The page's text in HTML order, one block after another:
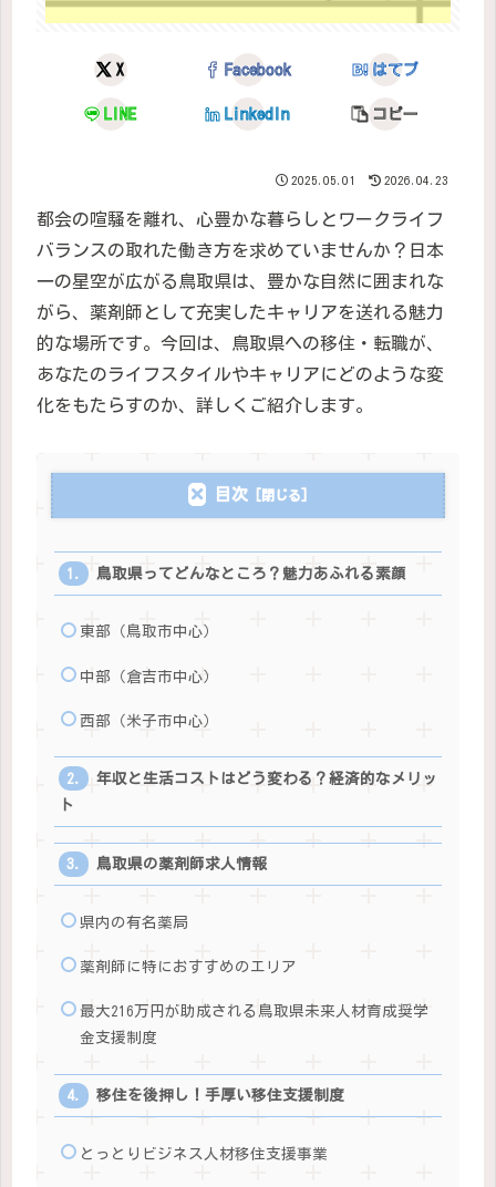
X Facebook はてブ
LINE LinkedIn コピー
2025.05.01 2026.04.23
都会の喧騒を離れ、心豊かな暮らしとワークライフ
バランスの取れた働き方を求めていませんか？日本
一の星空が広がる鳥取県は、豊かな自然に囲まれな
がら、薬剤師として充実したキャリアを送れる魅力
的な場所です。今回は、鳥取県への移住・転職が、
あなたのライフスタイルやキャリアにどのような変
化をもたらすのか、詳しくご紹介します。
目次
鳥取県ってどんなところ？魅力あふれる素顔
東部（鳥取市中心）
中部（倉吉市中心）
西部（米子市中心）
年収と生活コストはどう変わる？経済的なメリッ
ト
鳥取県の薬剤師求人情報
県内の有名薬局
薬剤師に特におすすめのエリア
最大216万円が助成される鳥取県未来人材育成奨学
金支援制度
移住を後押し！手厚い移住支援制度
とっとりビジネス人材移住支援事業